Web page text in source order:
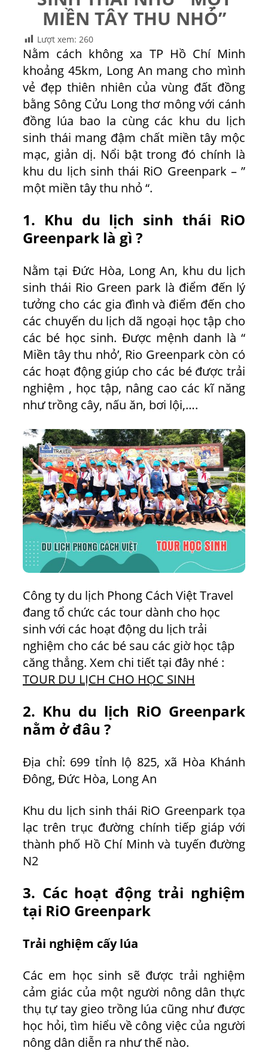
MIỀN TÂY THU NHỎ”
Lượt xem: 260
Nằm cách không xa TP Hồ Chí Minh
khoảng 45km, Long An mang cho mình
vẻ đẹp thiên nhiên của vùng đất đồng
bằng Sông Cửu Long thơ mông với cánh
đồng lúa bao la cùng các khu du lịch
sinh thái mang đậm chất miền tây mộc
mạc, giản dị. Nổi bật trong đó chính là
khu du lịch sinh thái RiO Greenpark – ”
một miền tây thu nhỏ “.
1. Khu du lịch sinh thái RiO
Greenpark là gì ?
Nằm tại Đức Hòa, Long An, khu du lịch
sinh thái Rio Green park là điểm đến lý
tưởng cho các gia đình và điểm đến cho
các chuyến du lịch dã ngoại học tập cho
các bé học sinh. Được mệnh danh là “
Miền tây thu nhỏ’, Rio Greenpark còn có
các hoạt động giúp cho các bé được trải
nghiệm , học tập, nâng cao các kĩ năng
như trồng cây, nấu ăn, bơi lội,….
Công ty du lịch Phong Cách Việt Travel
đang tổ chức các tour dành cho học
sinh với các hoạt động du lịch trải
nghiệm cho các bé sau các giờ học tập
căng thẳng. Xem chi tiết tại đây nhé :
TOUR DU LỊCH CHO HỌC SINH
2. Khu du lịch RiO Greenpark
nằm ở đâu ?
Địa chỉ: 699 tỉnh lộ 825, xã Hòa Khánh
Đông, Đức Hòa, Long An
Khu du lịch sinh thái RiO Greenpark tọa
lạc trên trục đường chính tiếp giáp với
thành phố Hồ Chí Minh và tuyến đường
N2
3. Các hoạt động trải nghiệm
tại RiO Greenpark
Trải nghiệm cấy lúa
Các em học sinh sẽ được trải nghiệm
cảm giác của một người nông dân thực
thụ tự tay gieo trồng lúa cũng như được
học hỏi, tìm hiểu về công việc của người
nông dân diễn ra như thế nào.